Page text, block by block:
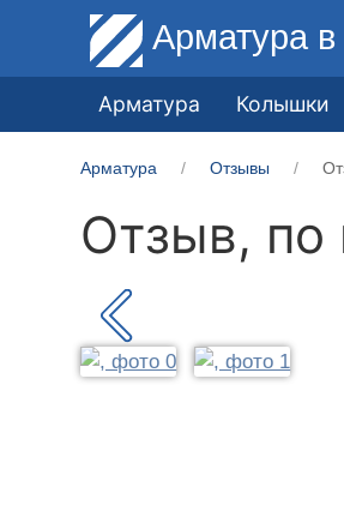
Арматура
Арматура Колышки
Арматура Отзывы
Отзыв,